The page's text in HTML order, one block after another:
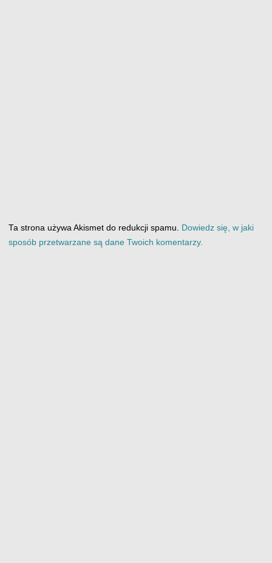
Ta strona używa Akismet do redukcji spamu.
Dowiedz się, w jaki
sposób przetwarzane są dane Twoich komentarzy.